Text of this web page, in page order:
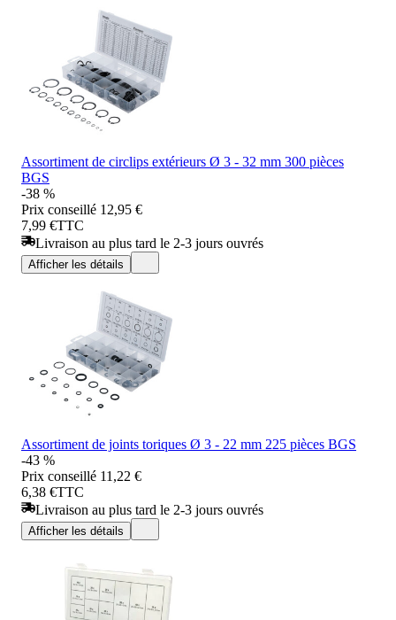
Assortiment de circlips extérieurs Ø 3 - 32 mm 300 pièces
BGS
-38 %
Prix conseillé 12,95 €
7,99 €TTC
Livraison au plus tard le 2-3 jours ouvrés
Afficher les détails
Assortiment de joints toriques Ø 3 - 22 mm 225 pièces BGS
-43 %
Prix conseillé 11,22 €
6,38 €TTC
Livraison au plus tard le 2-3 jours ouvrés
Afficher les détails